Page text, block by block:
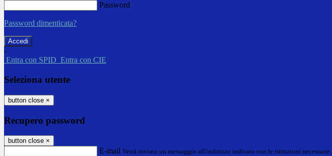
Password
Password dimenticata?
-
Entra con SPID Entra con CIE
Seleziona utente
button close ×
Recupero password
button close ×
E-mail Verrà inviato un messaggio all'indirizzo indicato con le istruzioni necessarie.